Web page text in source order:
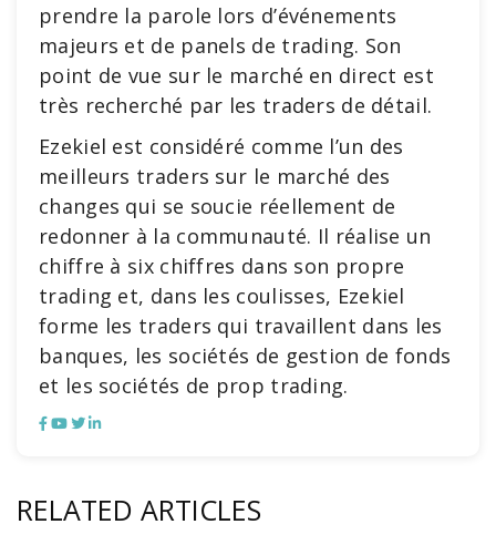
prendre la parole lors d’événements
majeurs et de panels de trading. Son
point de vue sur le marché en direct est
très recherché par les traders de détail.
Ezekiel est considéré comme l’un des
meilleurs traders sur le marché des
changes qui se soucie réellement de
redonner à la communauté. Il réalise un
chiffre à six chiffres dans son propre
trading et, dans les coulisses, Ezekiel
forme les traders qui travaillent dans les
banques, les sociétés de gestion de fonds
et les sociétés de prop trading.
RELATED ARTICLES